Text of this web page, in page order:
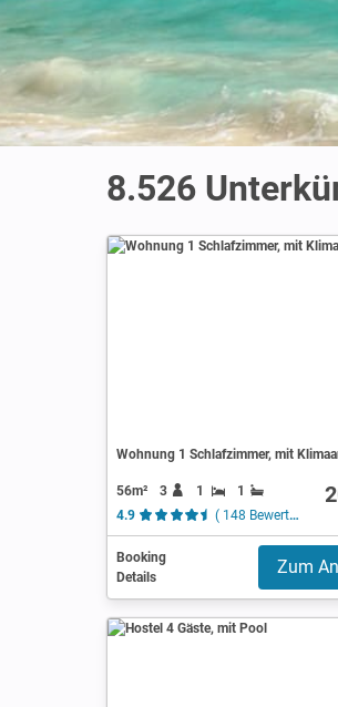
8.526
Wohnung 1 Schlafzimmer, mit
56m² 3 1
1
4.9
( 148 Bewertungen )
Booking
Details
Zum